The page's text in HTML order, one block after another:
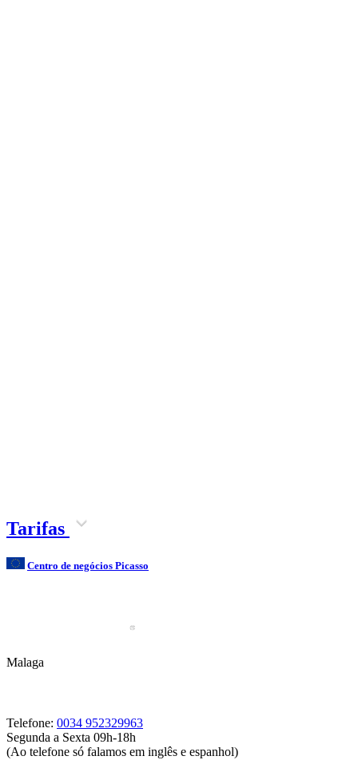
Tarifas
Centro de negócios Picasso
Malaga
Telefone: 0034 952329963
Segunda a Sexta 09h-18h
(Ao telefone só falamos em inglês e espanhol)